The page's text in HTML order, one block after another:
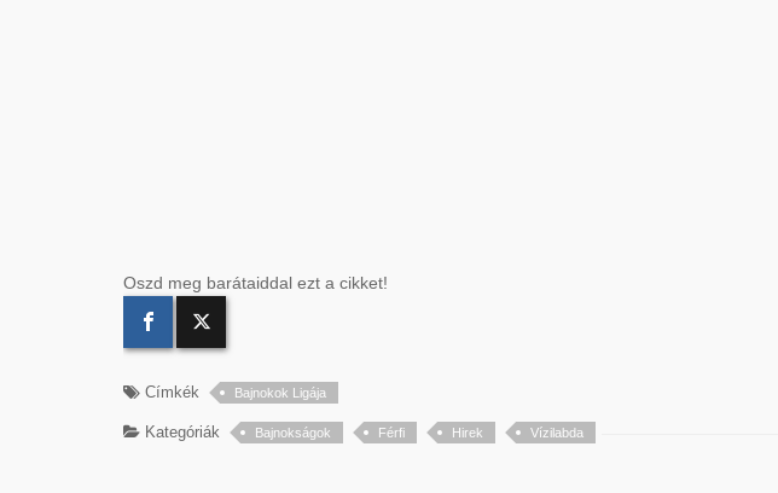
Oszd meg barátaiddal ezt a cikket!
Címkék Bajnokok Ligája
Kategóriák Bajnokságok Férfi Hirek Vízilabda